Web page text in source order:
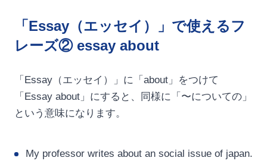
「Essay（エッセイ）」で使えるフ
レーズ② essay about
「Essay（エッセイ）」に「about」をつけて
「Essay about」にすると、同様に「〜についての」
という意味になります。
My professor writes about an social issue of japan.